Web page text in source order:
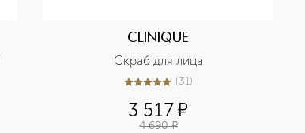
CLINIQUE
Скраб для лица
5из 531 (31)
3 517¤
4 690 ¤